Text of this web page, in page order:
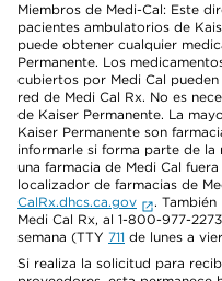
Miembros de Medi-Cal: Este
pacientes ambulatorios de
puede obtener cualquier
Permanente. Los
cubiertos por Medi Cal
red de Medi Cal Rx. No es
de Kaiser Permanente. La
Kaiser Permanente son
informarle si forma parte de la
una farmacia de Medi Cal
localizador de farmacias de
CalRx.dhcs.ca.gov
.
Medi Cal Rx, al 1-800-977-
semana (TTY 711 de lunes a
Si realiza la solicitud para